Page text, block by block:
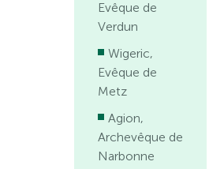
Evêque de
Verdun
Wigeric,
Evêque de
Metz
Agion,
Archevêque de
Narbonne